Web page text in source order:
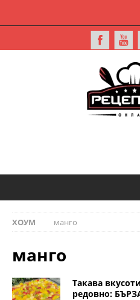
ХОУМ манго
манго
Такава
редовно: